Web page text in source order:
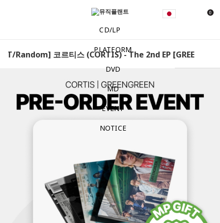
0
CD/LP
PLATFORM
DVD
MD
EVENT
NOTICE
Random] 코르티스 (CORTIS) - The 2nd EP